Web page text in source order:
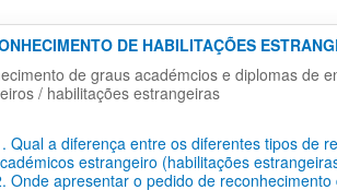
DE HABILITAÇÕES
de graus académcios e diplomas de
/ habilitações estrangeiras
Qual a diferença entre os diferentes tipos de
estrangeiro (habilitações
Onde apresentar o pedido de